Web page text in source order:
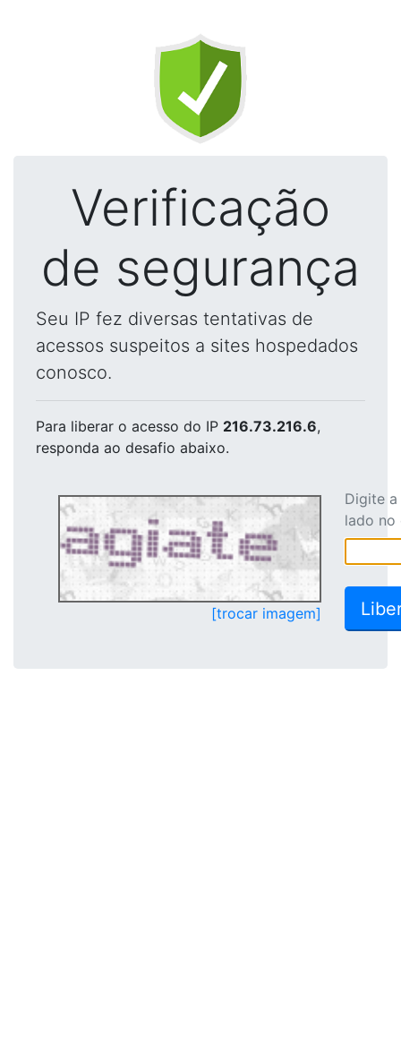
Verificação
de segurança
Seu IP fez diversas tentativas de
acessos suspeitos a sites hospedados
conosco.
Para liberar o acesso do IP 216.73.216.6,
responda ao desafio abaixo.
[trocar imagem]
Digite
lado no